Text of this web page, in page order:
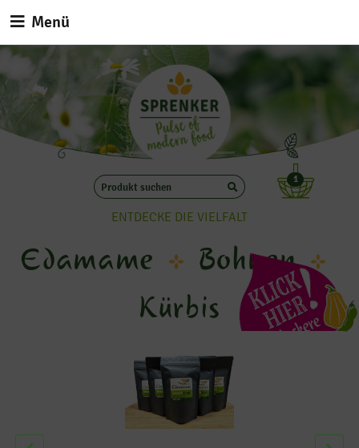
1
ENTDECKE DIE VIELFALT
Edamame
Bohnen
Kürbis
Menü